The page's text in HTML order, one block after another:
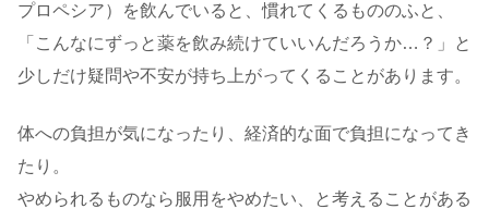
プロペシア）を飲んでいると、慣れてくるもののふと、
「こんなにずっと薬を飲み続けていいんだろうか…？」と
少しだけ疑問や不安が持ち上がってくることがあります。
体への負担が気になったり、経済的な面で負担になってき
たり。
やめられるものなら服用をやめたい、と考えることがある